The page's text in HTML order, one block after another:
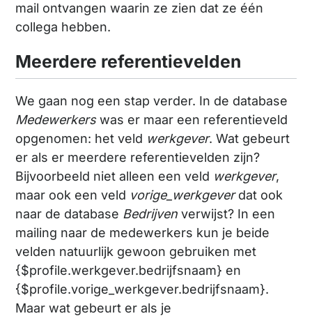
mail ontvangen waarin ze zien dat ze één
collega hebben.
Meerdere referentievelden
We gaan nog een stap verder. In de database
Medewerkerswas er maar een referentieveld
opgenomen: het veld werkgever. Wat gebeurt
er als er meerdere referentievelden zijn?
Bijvoorbeeld niet alleen een veld werkgever,
maar ook een veld vorige_werkgeverdat ook
naar de database Bedrijven verwijst? In een
mailing naar de medewerkers kun je beide
velden natuurlijk gewoon gebruiken met
{$profile.werkgever.bedrijfsnaam} en
{$profile.vorige_werkgever.bedrijfsnaam}.
Maar wat gebeurt er als je